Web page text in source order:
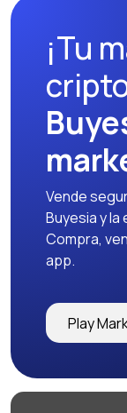
¡Tu
Vende
Buyesia y
Compra,
app.
Play